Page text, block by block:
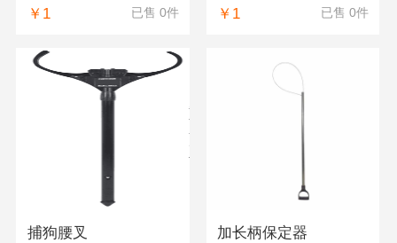
￥1
已售 0件
￥1
已售 0件
捕狗腰叉
加长柄保定器